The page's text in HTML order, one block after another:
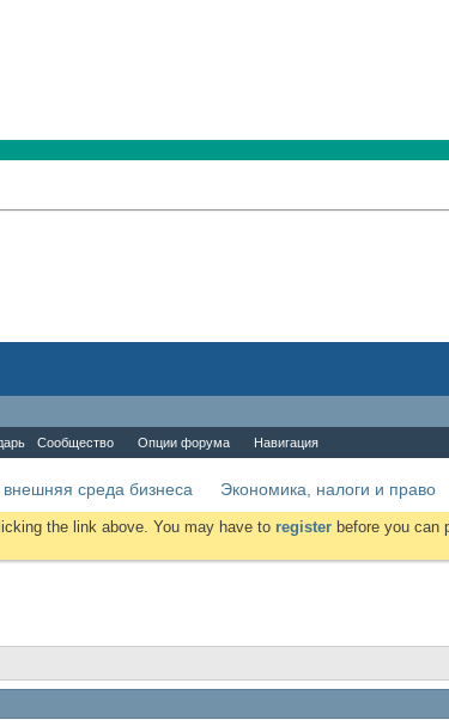
Сообщество Опции форума Навигация
среда бизнеса Экономика, налоги и право
the link above. You may have to register before you can